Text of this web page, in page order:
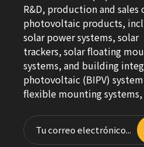
R&D, production and sales
photovoltaic products,
solar power systems, solar
trackers, solar floating
systems, and building
photovoltaic (BIPV)
flexible mounting